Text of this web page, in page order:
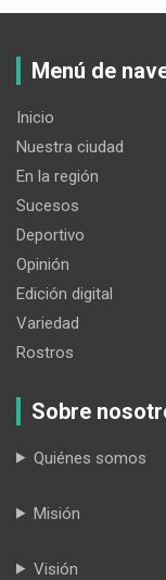
Menú de
Inicio
Nuestra ciudad
En la región
Sucesos
Deportivo
Opinión
Edición digital
Variedad
Rostros
Sobre
Quiénes somos
Misión
Visión